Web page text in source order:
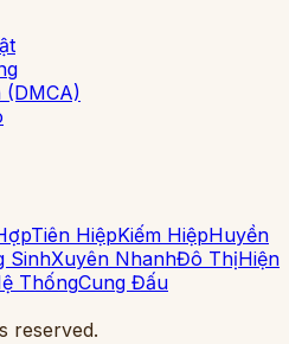
(DMCA)
Tiên HiệpKiếm HiệpHuyền
SinhXuyên NhanhĐô ThịHiện
ThốngCung Đấu
reserved.